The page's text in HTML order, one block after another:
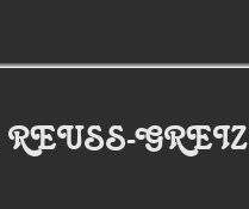
REUSS-GREIZ